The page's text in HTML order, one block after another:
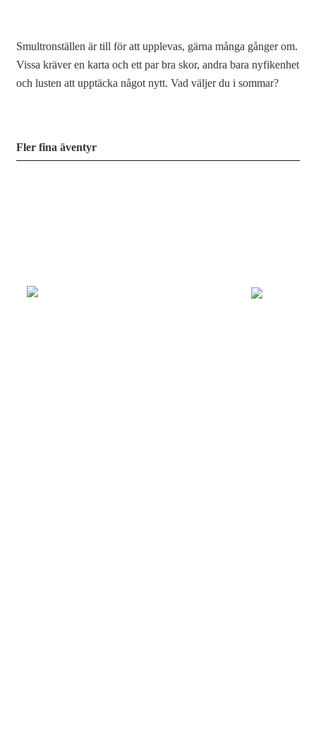
Smultronställen är till för att upplevas, gärna många gånger om.
Vissa kräver en karta och ett par bra skor, andra bara nyfikenhet
och lusten att upptäcka något nytt. Vad väljer du i sommar?
Fler fina äventyr